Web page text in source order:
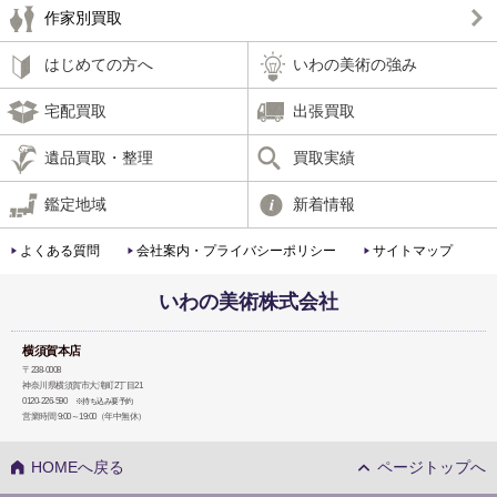
作家別買取
はじめての方へ いわの美術の強み
宅配買取 出張買取
遺品買取・整理 買取実績
鑑定地域 新着情報
よくある質問 会社案内・プライバシーポリシー サイトマップ
いわの美術株式会社
横須賀本店
〒238-0008
神奈川県横須賀市大滝町2丁目21
0120-226-590
※持ち込み要予約
営業時間 9:00～19:00（年中無休）
HOMEへ戻る ページトップへ